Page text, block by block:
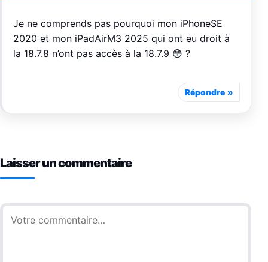
Je ne comprends pas pourquoi mon iPhoneSE
2020 et mon iPadAirM3 2025 qui ont eu droit à
la 18.7.8 n’ont pas accès à la 18.7.9 😳 ?
Répondre
Laisser un commentaire
Commentaire